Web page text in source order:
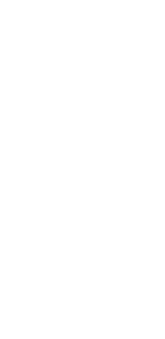
de
Academia
o seu correo
de carácter
aos seus
exercer o
dos